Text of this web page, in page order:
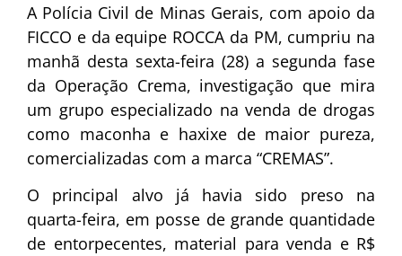
A Polícia Civil de Minas Gerais, com apoio da
FICCO e da equipe ROCCA da PM, cumpriu na
manhã desta sexta-feira (28) a segunda fase
da Operação Crema, investigação que mira
um grupo especializado na venda de drogas
como maconha e haxixe de maior pureza,
comercializadas com a marca “CREMAS”.
O principal alvo já havia sido preso na
quarta-feira, em posse de grande quantidade
de entorpecentes, material para venda e R$